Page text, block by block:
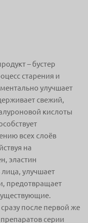
– бустер
старения и
улучшает
свежий,
кислоты
всех слоёв
на
эластин
улучшает
предотвращает
после первой же
серии